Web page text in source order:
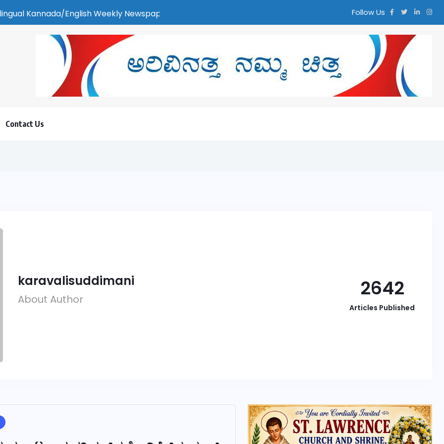
English Weekly Newspaper | ಕರಾವಳಿ ಸುದ್ದಿ - ಅರವಿನತ್ತ ನಮ್ಮ ಚಿತ್ತ Follow Us
Contact Us
karavalisuddimani
About Author 2642
Articles Published